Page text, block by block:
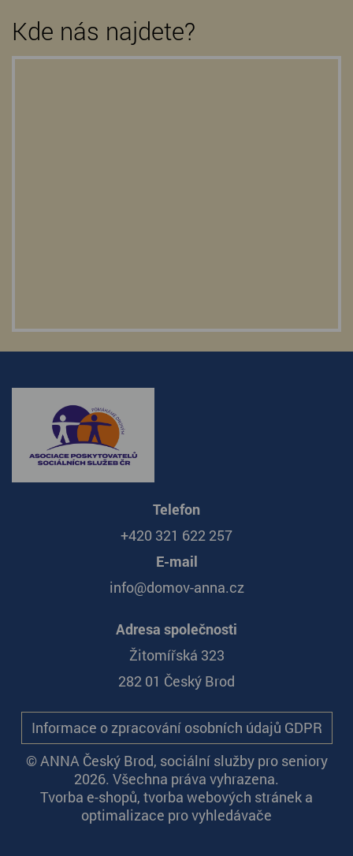
Kde nás najdete?
Telefon
+420 321 622 257
E-mail
info@domov-anna.cz
Adresa společnosti
Žitomířská 323
282 01 Český Brod
Informace o zpracování osobních údajů GDPR
© ANNA Český Brod, sociální služby pro seniory
2026. Všechna práva vyhrazena.
Tvorba e-shopů, tvorba webových stránek a
optimalizace pro vyhledávače